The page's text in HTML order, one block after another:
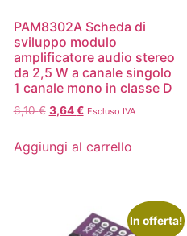
PAM8302A Scheda di
sviluppo modulo
amplificatore audio stereo
da 2,5 W a canale singolo
1 canale mono in classe D
6,10€ 3,64€ Escluso IVA
Aggiungi al carrello
In offerta!